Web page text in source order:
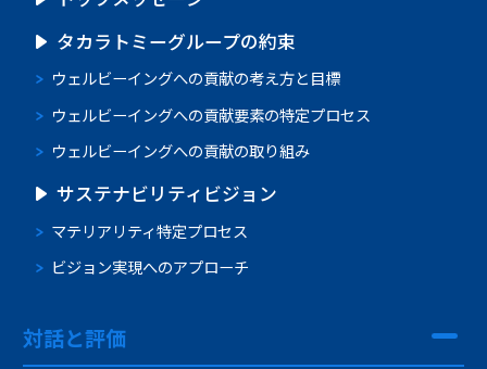
タカラトミーグループの約束
ウェルビーイングへの貢献の考え方と目標
ウェルビーイングへの貢献要素の特定プロセス
ウェルビーイングへの貢献の取り組み
サステナビリティビジョン
マテリアリティ特定プロセス
ビジョン実現へのアプローチ
対話と評価